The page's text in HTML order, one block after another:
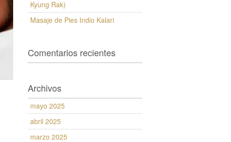
Kyung Rak)
Masaje de Pies Indio Kalari
Comentarios recientes
Archivos
mayo 2025
abril 2025
marzo 2025